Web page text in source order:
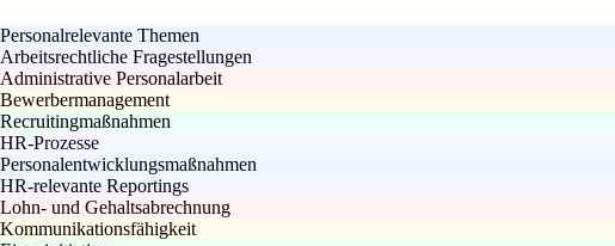
Personalrelevante Themen
Arbeitsrechtliche Fragestellungen
Administrative Personalarbeit
Bewerbermanagement
Recruitingmaßnahmen
HR-Prozesse
Personalentwicklungsmaßnahmen
HR-relevante Reportings
Lohn- und Gehaltsabrechnung
Kommunikationsfähigkeit